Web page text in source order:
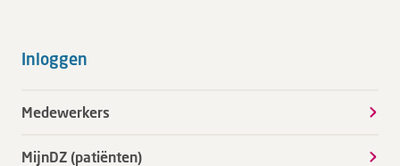
Inloggen
Medewerkers
MijnDZ (patiënten)